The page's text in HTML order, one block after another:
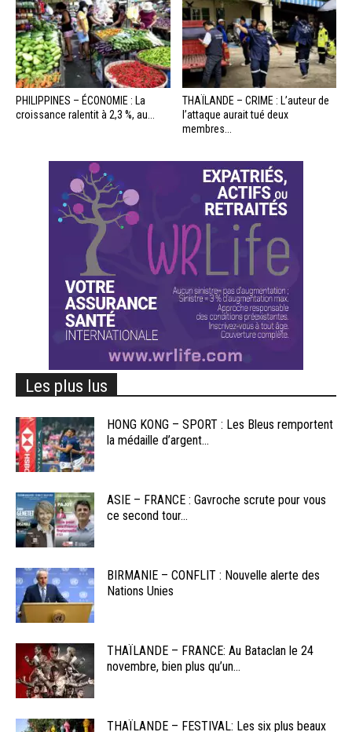
PHILIPPINES – ÉCONOMIE : La
croissance ralentit à 2,3 %, au...
THAÏLANDE – CRIME : L’auteur de
l’attaque aurait tué deux
membres...
Les plus lus
HONG KONG – SPORT : Les Bleus remportent
la médaille d’argent...
ASIE – FRANCE : Gavroche scrute pour vous
ce second tour...
BIRMANIE – CONFLIT : Nouvelle alerte des
Nations Unies
THAÏLANDE – FRANCE: Au Bataclan le 24
novembre, bien plus qu’un...
THAÏLANDE – FESTIVAL: Les six plus beaux